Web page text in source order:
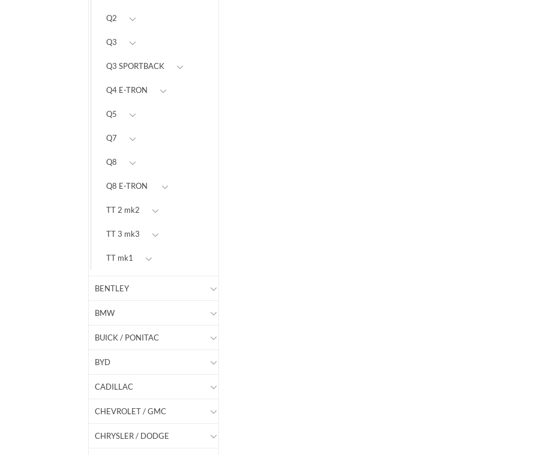
Q2
Q3
Q3 SPORTBACK
Q4 E-TRON
Q5
Q7
Q8
Q8 E-TRON
TT 2 mk2
TT 3 mk3
TT mk1
BENTLEY
BMW
BUICK / PONITAC
BYD
CADILLAC
CHEVROLET / GMC
CHRYSLER / DODGE